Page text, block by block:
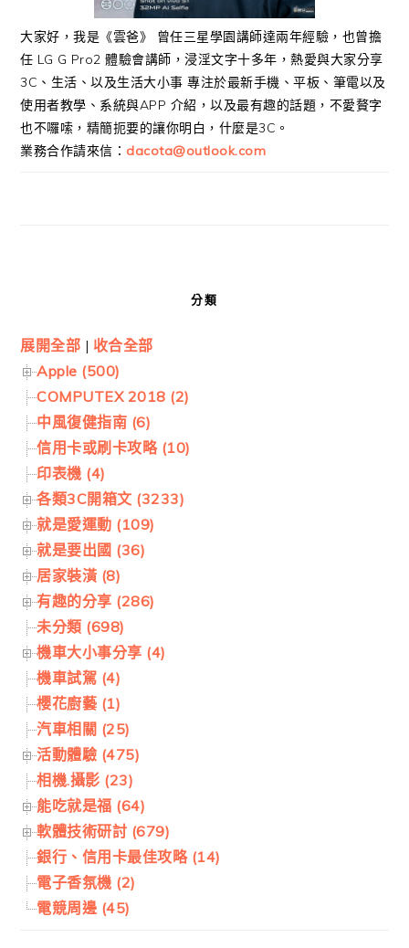
大家好，我是《雲爸》 曾任三星學園講師達兩年經驗，也曾擔
任 LG G Pro2 體驗會講師，浸淫文字十多年，熱愛與大家分享
3C、生活、以及生活大小事 專注於最新手機、平板、筆電以及
使用者教學、系統與APP 介紹，以及最有趣的話題，不愛贅字
也不囉嗦，精簡扼要的讓你明白，什麼是3C。
業務合作請來信： dacota@outlook.com
分類
展開全部 | 收合全部
Apple (500)
COMPUTEX 2018 (2)
中風復健指南 (6)
信用卡或刷卡攻略 (10)
印表機 (4)
各類3C開箱文 (3233)
就是愛運動 (109)
就是要出國 (36)
居家裝潢 (8)
有趣的分享 (286)
未分類 (698)
機車大小事分享 (4)
機車試駕 (4)
櫻花廚藝 (1)
汽車相關 (25)
活動體驗 (475)
相機.攝影 (23)
能吃就是福 (64)
軟體技術研討 (679)
銀行、信用卡最佳攻略 (14)
電子香氛機 (2)
電競周邊 (45)